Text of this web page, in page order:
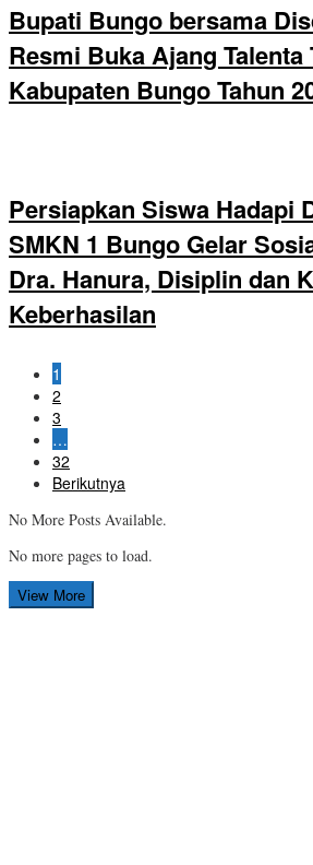
Bupati Bungo bersama
Resmi Buka Ajang Talenta
Kabupaten Bungo Tahun
Persiapkan Siswa Hadapi
SMKN 1 Bungo Gelar
Dra. Hanura, Disiplin dan
Keberhasilan
1
2
3
…
32
Berikutnya
No More Posts Available.
No more pages to load.
View More